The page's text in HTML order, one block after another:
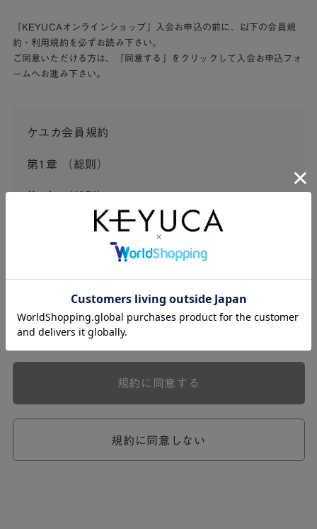
「KEYUCAオンラインショップ」入会お申込の前に、以下の会員規
約・利用規約を必ずお読み下さい。
ご同意いただける方は、「同意する」をクリックして入会お申込フォ
ームへお進み下さい。
ケユカ会員規約
第1章 （総則）
この会員規約（以下「本規約」といいます。）は、河淳株
式会社ケユカ事業部（以下「弊社」といいます。）が提供
する一連のサービスに関し、弊社が次条の定めに従い入会
本規約は、会員と弊社との間のサービスの利用に関わる一
切の関係に適用されるものとします。
弊社が一連のサービスを提供するにあたり、本規約のほ
ら個別規定はその名称のいかんに関わらず、本規約の一部
めが優先されるものとします。
規約に同意しない
規約に同意する